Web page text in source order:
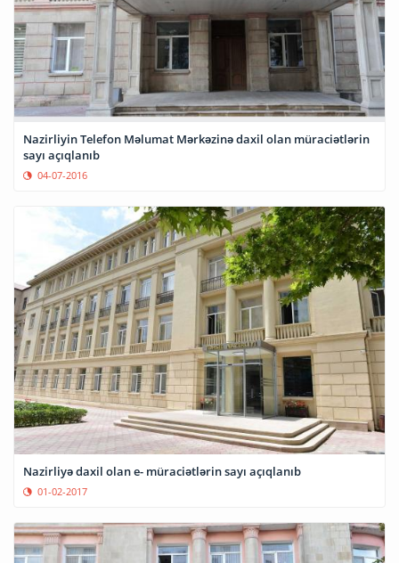
Nazirliyin Telefon Məlumat Mərkəzinə daxil olan müraciətlərin
sayı açıqlanıb
04-07-2016
Nazirliyə daxil olan e- müraciətlərin sayı açıqlanıb
01-02-2017